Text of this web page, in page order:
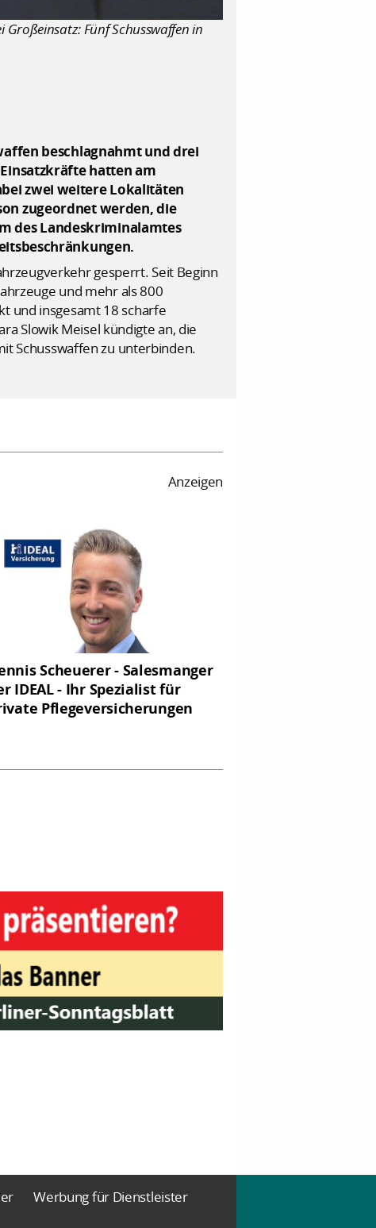
Fünf Schusswaffen in
beschlagnahmt und drei
hatten am
zwei weitere Lokalitäten
zugeordnet werden, die
des Landeskriminalamtes
gesperrt. Seit Beginn
und mehr als 800
und insgesamt 18 scharfe
Slowik Meisel kündigte an, die
Schusswaffen zu unterbinden.
Anzeigen
Scheuerer - Salesmanger
IDEAL - Ihr Spezialist für
Pflegeversicherungen
Werbung für Dienstleister